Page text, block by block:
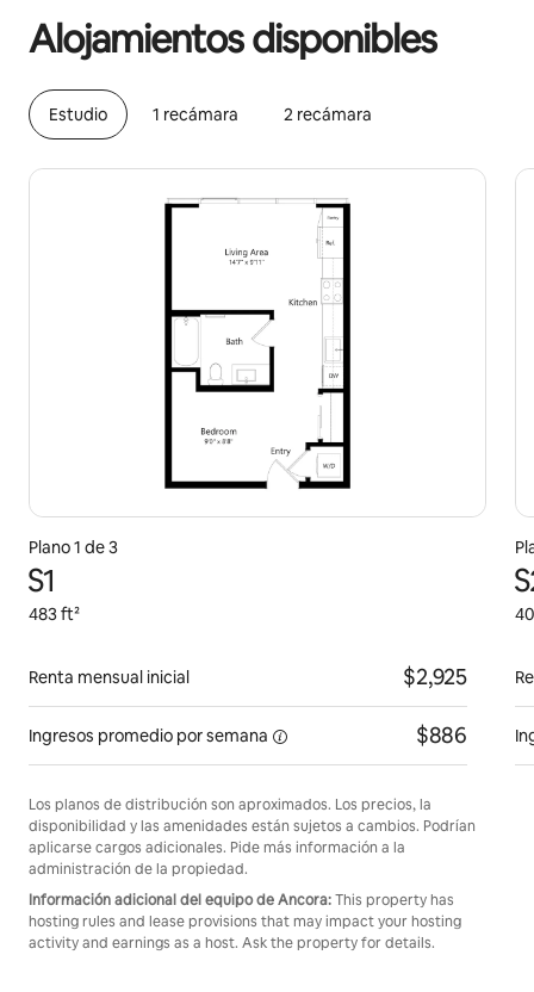
Alojamientos disponibles
Estudio 1 recámara 2 recámara
Plano 1 de 3
S1
483 ft²
Renta mensual inicial $2,925
Ingresos promedio porsemana $886
Los planos de distribución son aproximados. Los precios, la
disponibilidad y las amenidades están sujetos a cambios. Podrían
aplicarse cargos adicionales. Pide más información a la
administración de la propiedad.
Información adicional del equipo de Ancora:This property has
hosting rules and lease provisions that may impact your hosting
activity and earnings as a host. Ask the property for details.